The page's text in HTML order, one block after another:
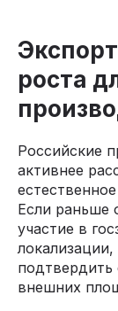
роста
Российские
активнее
Если раньше
участие в
подтвердить
внешних